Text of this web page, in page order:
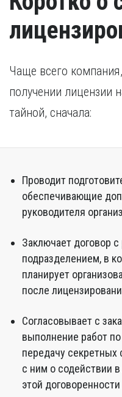
Чаще всего
получении лицензии
тайной, сначала:
Проводит
обеспечивающие
руководителя
Заключает договор
подразделением, в
планирует
после
Согласовывает с
выполнение работ
передачу секретных
с ним о содействии
этой